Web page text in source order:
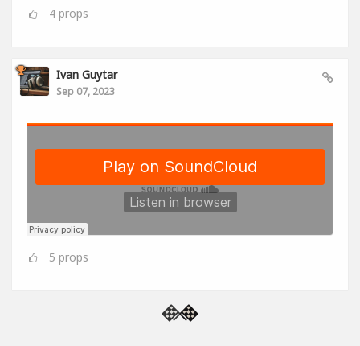
4 props
Ivan Guytar
Sep 07, 2023
5 props